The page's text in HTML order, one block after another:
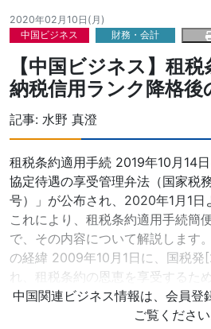
2020年02月10日(月)
中国ビジネス
財務・会計
【中国ビジネス】租税
納税信用ランク降格後
記事: 水野 真澄
租税条約適用手続 2019年10月14
協定待遇の享受管理弁法（国家税
号）」が公布され、2020年1月1日
これにより、租税条約適用手続簡
で、その内容について解説します
の経緯 2009年10月1日に、国税
れ、租税条約の恩恵を享受するた
中国関連ビジネス情報は、会員登
ご覧ください